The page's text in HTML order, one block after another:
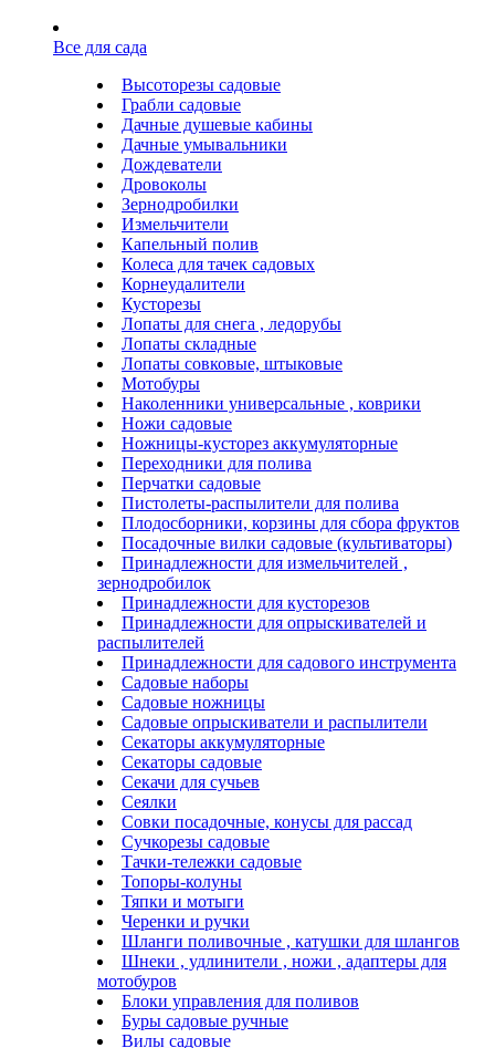
Все для сада
Высоторезы садовые
Грабли садовые
Дачные душевые кабины
Дачные умывальники
Дождеватели
Дровоколы
Зернодробилки
Измельчители
Капельный полив
Колеса для тачек садовых
Корнеудалители
Кусторезы
Лопаты для снега , ледорубы
Лопаты складные
Лопаты совковые, штыковые
Мотобуры
Наколенники универсальные , коврики
Ножи садовые
Ножницы-кусторез аккумуляторные
Переходники для полива
Перчатки садовые
Пистолеты-распылители для полива
Плодосборники, корзины для сбора фруктов
Посадочные вилки садовые (культиваторы)
Принадлежности для измельчителей ,
зернодробилок
Принадлежности для кусторезов
Принадлежности для опрыскивателей и
распылителей
Принадлежности для садового инструмента
Садовые наборы
Садовые ножницы
Садовые опрыскиватели и распылители
Секаторы аккумуляторные
Секаторы садовые
Секачи для сучьев
Сеялки
Совки посадочные, конусы для рассад
Сучкорезы садовые
Тачки-тележки садовые
Топоры-колуны
Тяпки и мотыги
Черенки и ручки
Шланги поливочные , катушки для шлангов
Шнеки , удлинители , ножи , адаптеры для
мотобуров
Блоки управления для поливов
Буры садовые ручные
Вилы садовые